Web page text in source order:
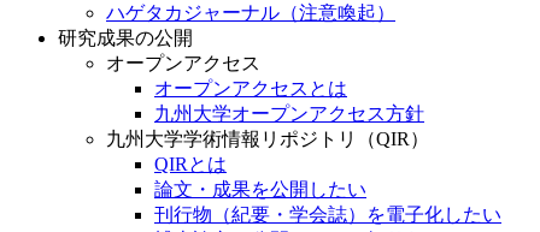
ハゲタカジャーナル（注意喚起）
研究成果の公開
オープンアクセス
オープンアクセスとは
九州大学オープンアクセス方針
九州大学学術情報リポジトリ（QIR）
QIRとは
論文・成果を公開したい
刊行物（紀要・学会誌）を電子化したい